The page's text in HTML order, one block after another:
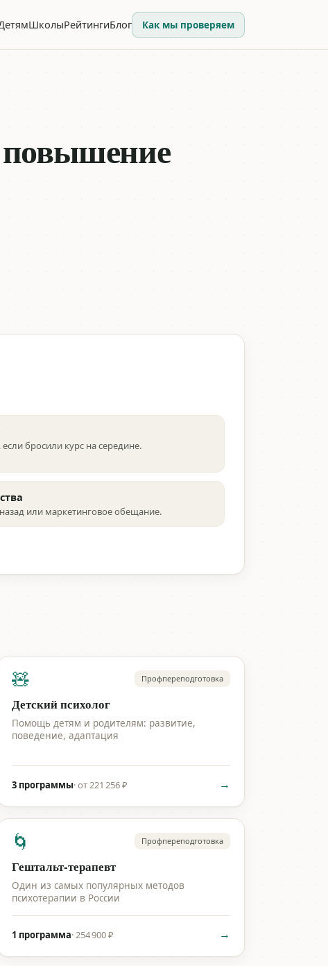
ШколыРейтингиБлог Как мы проверяем
бросили курс на середине.
или маркетинговое обещание.
🧸 Профпереподготовка
Детский психолог
Помощь детям и родителям: развитие,
поведение, адаптация
3 программы·от 221 256 ₽ →
🌀 Профпереподготовка
Гештальт-терапевт
Один из самых популярных методов
психотерапии в России
1 программа· 254 900 ₽ →